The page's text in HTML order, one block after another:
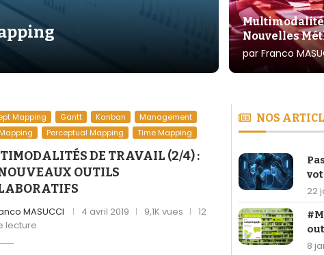
Nouvelles
par Franco
Mapping Gantt Kanban
Management
Perceptual Mapping Time Mapping
DE TRAVAIL (2/4) :
OUTILS
MASUCCI 4 avril 2019 9,1K vues
12
lecture
NOS
22
8